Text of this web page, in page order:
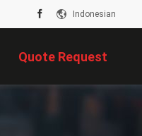
Indonesian
Quote Request